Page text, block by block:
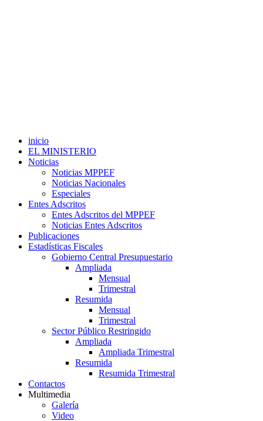
inicio
EL MINISTERIO
Noticias
Noticias MPPEF
Noticias Nacionales
Especiales
Entes Adscritos
Entes Adscritos del MPPEF
Noticias Entes Adscritos
Publicaciones
Estadísticas Fiscales
Gobierno Central Presupuestario
Ampliada
Mensual
Trimestral
Resumida
Mensual
Trimestral
Sector Público Restringido
Ampliada
Ampliada Trimestral
Resumida
Resumida Trimestral
Contactos
Multimedia
Galería
Video